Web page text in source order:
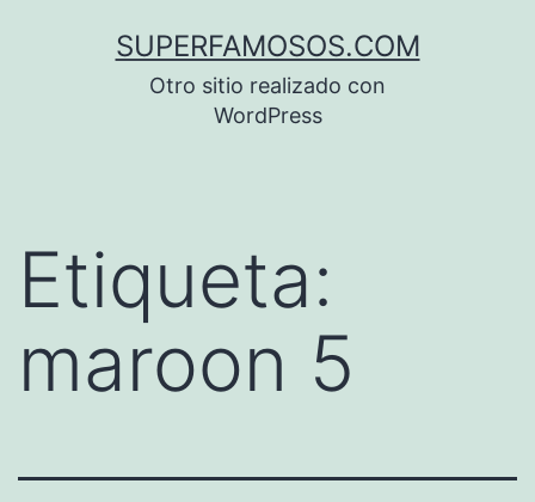
SUPERFAMOSOS.COM
Otro sitio realizado con
WordPress
Etiqueta:
maroon 5